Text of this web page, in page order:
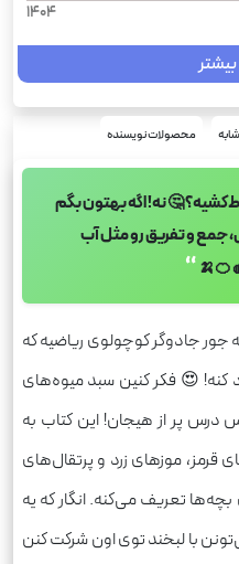
1404
محصولات نویسنده
🤔 نه! اگه بهتون بگم
جمع و تفریق رو مثل آب
“
جادوگر کوچولوی ریاضیه که
کنه! 😍 فکر کنین سبد میوه‌های
درس پر از هیجان! این کتاب به
موزهای زرد و پرتقال‌های
تعریف می‌کنه. انگار که یه
با لبخند توی اون شرکت کنن